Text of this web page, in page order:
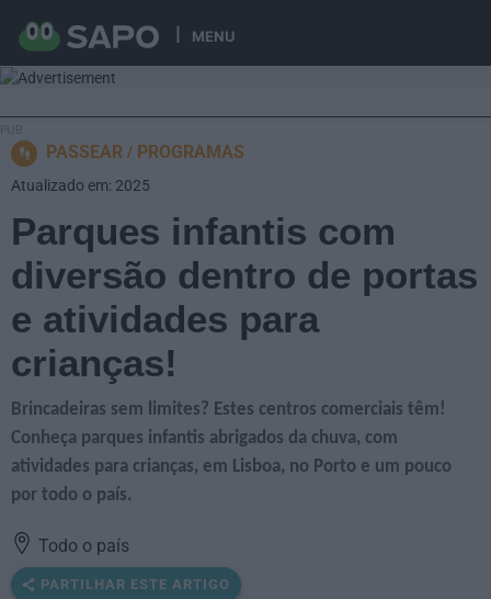
MENU
PASSEAR PROGRAMAS
Parques infantis com
diversão dentro de portas
e atividades para
crianças!
Brincadeiras sem limites? Estes centros comerciais têm!
Conheça parques infantis abrigados da chuva, com
atividades para crianças, em Lisboa, no Porto e um pouco
por todo o país.
Todo o país
PARTILHAR ESTE ARTIGO
Atualizado em: 2025